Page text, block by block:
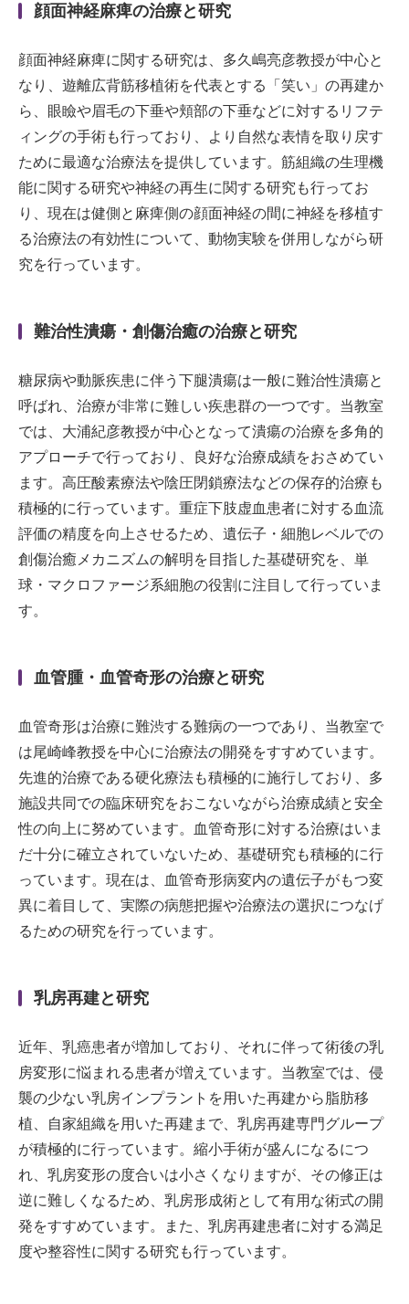
顔面神経麻痺の治療と研究
顔面神経麻痺に関する研究は、多久嶋亮彦教授が中心と
なり、遊離広背筋移植術を代表とする「笑い」の再建か
ら、眼瞼や眉毛の下垂や頬部の下垂などに対するリフテ
ィングの手術も行っており、より自然な表情を取り戻す
ために最適な治療法を提供しています。筋組織の生理機
能に関する研究や神経の再生に関する研究も行ってお
り、現在は健側と麻痺側の顔面神経の間に神経を移植す
る治療法の有効性について、動物実験を併用しながら研
究を行っています。
難治性潰瘍・創傷治癒の治療と研究
糖尿病や動脈疾患に伴う下腿潰瘍は一般に難治性潰瘍と
呼ばれ、治療が非常に難しい疾患群の一つです。当教室
では、大浦紀彦教授が中心となって潰瘍の治療を多角的
アプローチで行っており、良好な治療成績をおさめてい
ます。高圧酸素療法や陰圧閉鎖療法などの保存的治療も
積極的に行っています。重症下肢虚血患者に対する血流
評価の精度を向上させるため、遺伝子・細胞レベルでの
創傷治癒メカニズムの解明を目指した基礎研究を、単
球・マクロファージ系細胞の役割に注目して行っていま
す。
血管腫・血管奇形の治療と研究
血管奇形は治療に難渋する難病の一つであり、当教室で
は尾崎峰教授を中心に治療法の開発をすすめています。
先進的治療である硬化療法も積極的に施行しており、多
施設共同での臨床研究をおこないながら治療成績と安全
性の向上に努めています。血管奇形に対する治療はいま
だ十分に確立されていないため、基礎研究も積極的に行
っています。現在は、血管奇形病変内の遺伝子がもつ変
異に着目して、実際の病態把握や治療法の選択につなげ
るための研究を行っています。
乳房再建と研究
近年、乳癌患者が増加しており、それに伴って術後の乳
房変形に悩まれる患者が増えています。当教室では、侵
襲の少ない乳房インプラントを用いた再建から脂肪移
植、自家組織を用いた再建まで、乳房再建専門グループ
が積極的に行っています。縮小手術が盛んになるにつ
れ、乳房変形の度合いは小さくなりますが、その修正は
逆に難しくなるため、乳房形成術として有用な術式の開
発をすすめています。また、乳房再建患者に対する満足
度や整容性に関する研究も行っています。